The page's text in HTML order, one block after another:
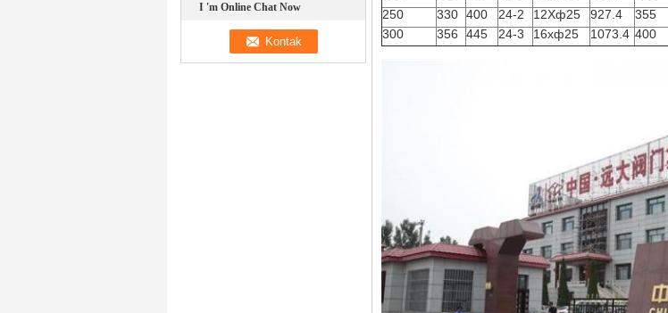
I 'm Online Chat Now
250
330 400 24-2 12Xф25 927.4 355
300
356 445 24-3 16xф25 1073.4 400